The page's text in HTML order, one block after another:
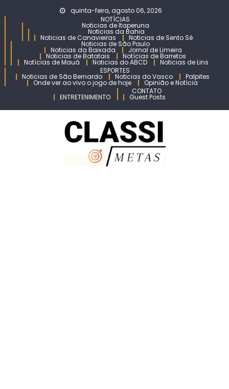
to
content
quinta-feira, agosto 06, 2026
NOTÍCIAS
Noticias de Itaperuna
Noticias da Bahia
Noticias de Canavieiras Noticias de Sento Sé
Noticias de São Paulo
Noticias da Baixada Jornal de Limeira
Noticias de Batatais Notícias de Barretos
Notícias de Mauá Noticias do ABCD
Noticias de Lins
ESPORTES
Noticias de São Bernardo Noticias do Vasco Palpites
Onde ver ao vivo o jogo de hoje
Opinião e Notícia
ENTRETENIMENTO
CONTATO
Guest Posts